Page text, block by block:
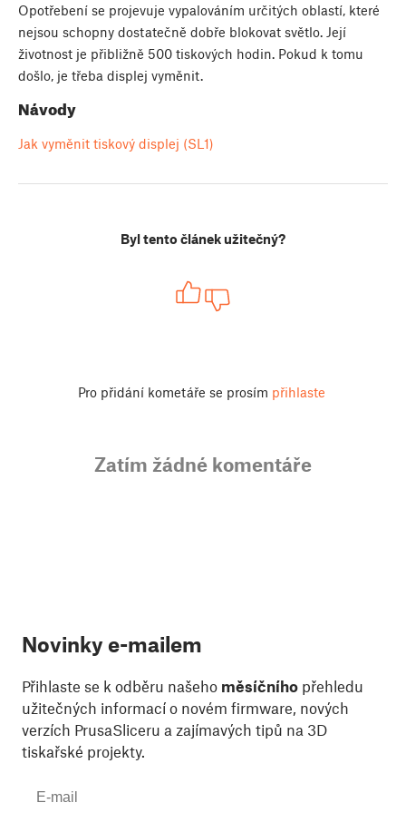
Opotřebení se projevuje vypalováním určitých oblastí, které
nejsou schopny dostatečně dobře blokovat světlo. Její
životnost je přibližně 500 tiskových hodin. Pokud k tomu
došlo, je třeba displej vyměnit.
Návody
Jak vyměnit tiskový displej (SL1)
Byl tento článek užitečný?
Pro přidání kometáře se prosím přihlaste
Zatím žádné komentáře
Novinky e-mailem
Přihlaste se k odběru našeho měsíčního přehledu
užitečných informací o novém firmware, nových
verzích PrusaSliceru a zajímavých tipů na 3D
tiskařské projekty.